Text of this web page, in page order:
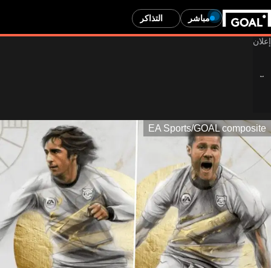
مباشر التذاكر
EA Sports/GOAL